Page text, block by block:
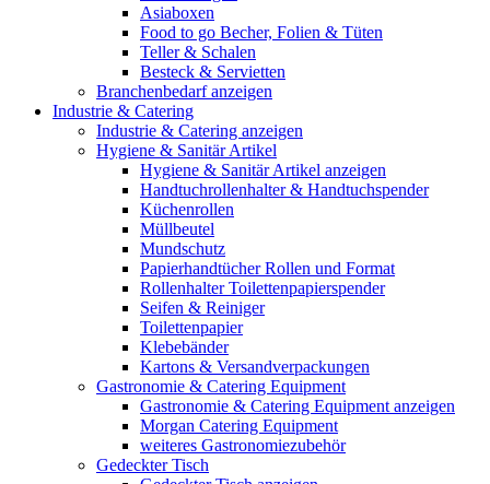
Asiaboxen
Food to go Becher, Folien & Tüten
Teller & Schalen
Besteck & Servietten
Branchenbedarf anzeigen
Industrie & Catering
Industrie & Catering anzeigen
Hygiene & Sanitär Artikel
Hygiene & Sanitär Artikel anzeigen
Handtuchrollenhalter & Handtuchspender
Küchenrollen
Müllbeutel
Mundschutz
Papierhandtücher Rollen und Format
Rollenhalter Toilettenpapierspender
Seifen & Reiniger
Toilettenpapier
Klebebänder
Kartons & Versandverpackungen
Gastronomie & Catering Equipment
Gastronomie & Catering Equipment anzeigen
Morgan Catering Equipment
weiteres Gastronomiezubehör
Gedeckter Tisch